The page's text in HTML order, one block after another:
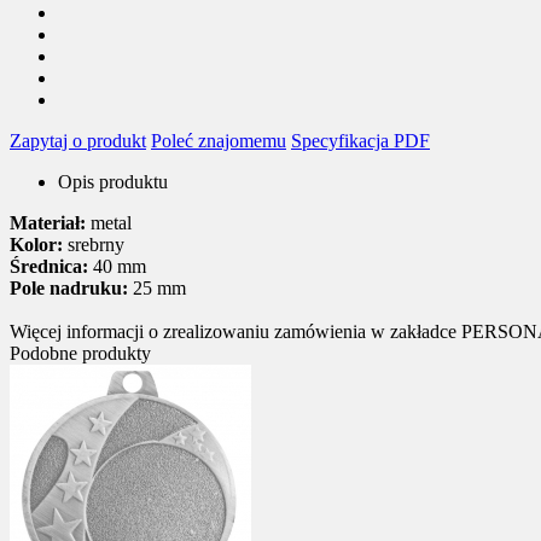
Zapytaj o produkt Poleć znajomemu Specyfikacja PDF
Opis produktu
Materiał: metal
Kolor: srebrny
Średnica: 40 mm
Pole nadruku: 25 mm
Więcej informacji o zrealizowaniu zamówienia w zakładce
Podobne produkty